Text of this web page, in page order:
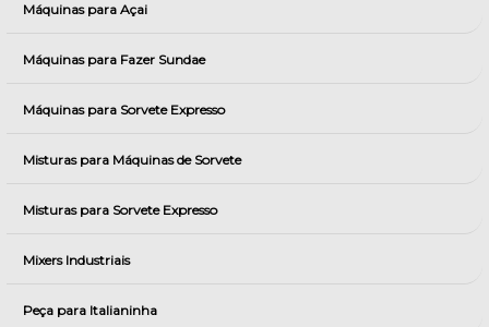
Máquinas para Açai
Máquinas para Fazer Sundae
Máquinas para Sorvete Expresso
Misturas para Máquinas de Sorvete
Misturas para Sorvete Expresso
Mixers Industriais
Peça para Italianinha